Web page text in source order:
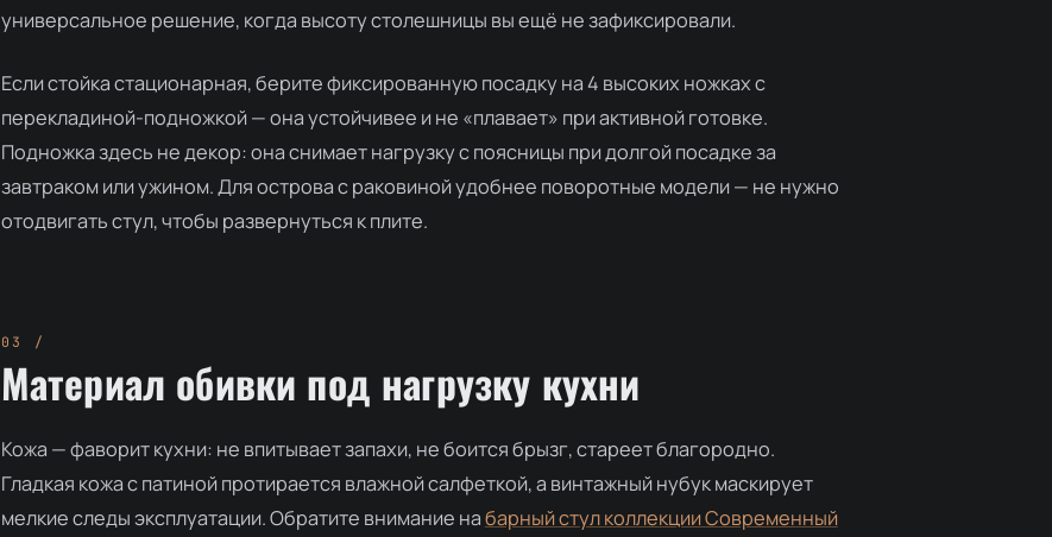
универсальное решение, когда высоту столешницы вы ещё не зафиксировали.
Если стойка стационарная, берите фиксированную посадку на 4 высоких ножках с
перекладиной-подножкой — она устойчивее и не «плавает» при активной готовке.
Подножка здесь не декор: она снимает нагрузку с поясницы при долгой посадке за
завтраком или ужином. Для острова с раковиной удобнее поворотные модели — не нужно
отодвигать стул, чтобы развернуться к плите.
Материал обивки под нагрузку кухни
Кожа — фаворит кухни: не впитывает запахи, не боится брызг, стареет благородно.
Гладкая кожа с патиной протирается влажной салфеткой, а винтажный нубук маскирует
мелкие следы эксплуатации. Обратите внимание набарный стул коллекции Современный